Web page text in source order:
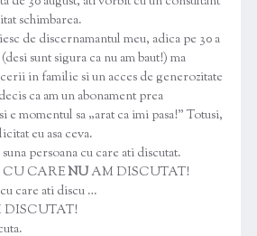
schimbarea.
de discernamantul meu, adica pe 30 a
sunt sigura ca nu am baut!) ma
in familie si un acces de generozitate
ca am un abonament prea
momentul sa „arat ca imi pasa!” Totusi,
eu asa ceva.
persoana cu care ati discutat.
CU CARENUAM DISCUTAT!
care ati discu …